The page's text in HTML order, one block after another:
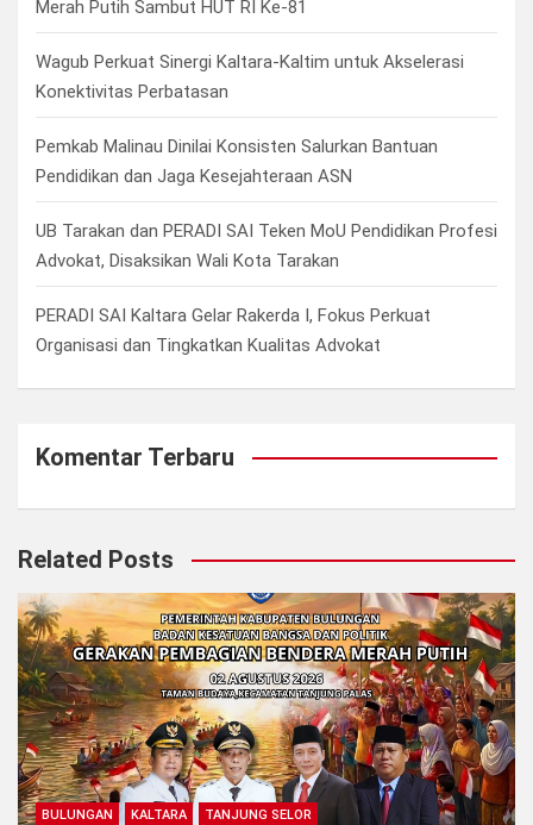
Merah Putih Sambut HUT RI Ke-81
Wagub Perkuat Sinergi Kaltara-Kaltim untuk Akselerasi
Konektivitas Perbatasan
Pemkab Malinau Dinilai Konsisten Salurkan Bantuan
Pendidikan dan Jaga Kesejahteraan ASN
UB Tarakan dan PERADI SAI Teken MoU Pendidikan Profesi
Advokat, Disaksikan Wali Kota Tarakan
PERADI SAI Kaltara Gelar Rakerda I, Fokus Perkuat
Organisasi dan Tingkatkan Kualitas Advokat
Komentar Terbaru
Related Posts
BULUNGAN KALTARA TANJUNG SELOR